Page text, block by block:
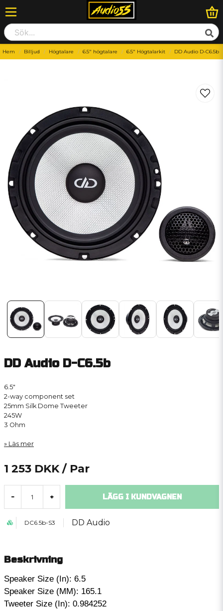
Hem Billjud Högtalare 6.5" högtalare 6.5" Högtalarkit DD Audio D-C6.5b
DD Audio D-C6.5b
6.5″
2-way component set
25mm Silk Dome Tweeter
245W
3 Ohm
Läs mer
1 253 DKK / Par
- + LÄGG I KUNDVAGNEN
DC6.5b-S3 DD Audio
Beskrivning
Speaker Size (In): 6.5
Speaker Size (MM): 165.1
Tweeter Size (In): 0.984252